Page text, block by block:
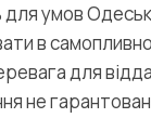
умов
в
для
не